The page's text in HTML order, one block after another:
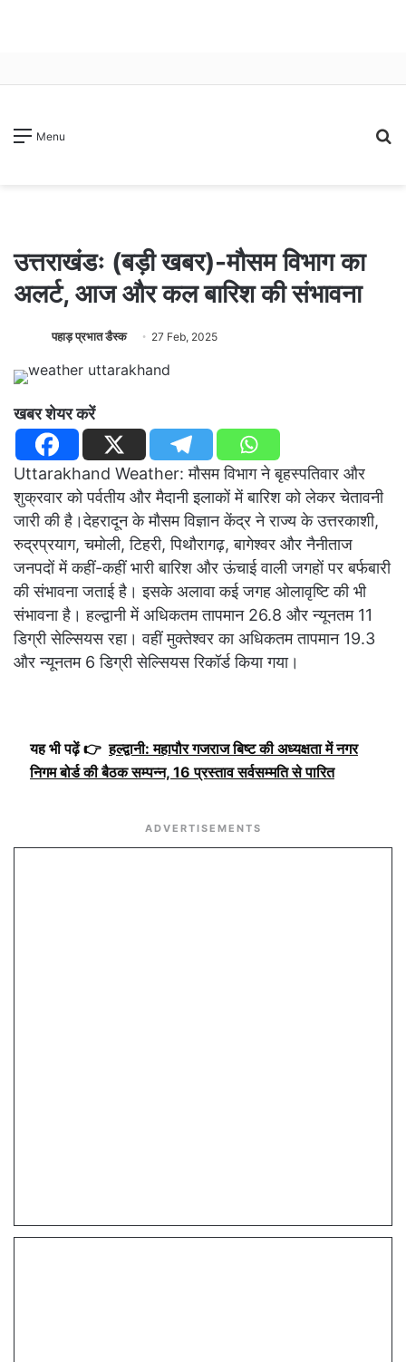
Menu
उत्तराखंडः (बड़ी खबर)-मौसम विभाग का
अलर्ट, आज और कल बारिश की संभावना
पहाड़ प्रभात डैस्क 27 Feb, 2025
खबर शेयर करें
Uttarakhand Weather: मौसम विभाग ने बृहस्पतिवार और
शुक्रवार को पर्वतीय और मैदानी इलाकों में बारिश को लेकर चेतावनी
जारी की है।देहरादून के मौसम विज्ञान केंद्र ने राज्य के उत्तरकाशी,
रुद्रप्रयाग, चमोली, टिहरी, पिथौरागढ़, बागेश्वर और नैनीताज
जनपदों में कहीं-कहीं भारी बारिश और ऊंचाई वाली जगहों पर बर्फबारी
की संभावना जताई है। इसके अलावा कई जगह ओलावृष्टि की भी
संभावना है। हल्द्वानी में अधिकतम तापमान 26.8 और न्यूनतम 11
डिग्री सेल्सियस रहा। वहीं मुक्तेश्वर का अधिकतम तापमान 19.3
और न्यूनतम 6 डिग्री सेल्सियस रिकॉर्ड किया गया।
यह भी पढ़ें 👉 हल्द्वानी: महापौर गजराज बिष्ट की अध्यक्षता में नगर
निगम बोर्ड की बैठक सम्पन्न, 16 प्रस्ताव सर्वसम्मति से पारित
ADVERTISEMENTS